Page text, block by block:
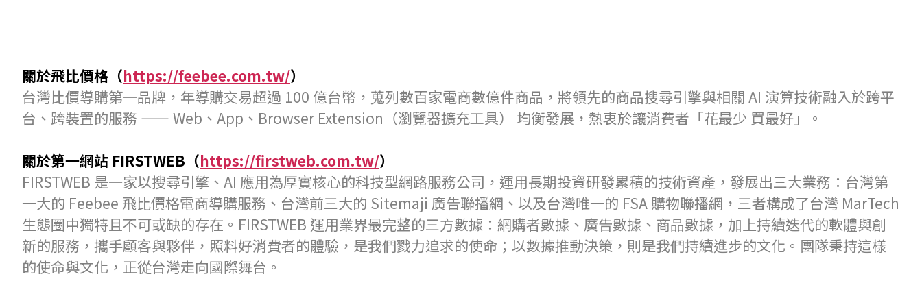
關於飛比價格（https://feebee.com.tw/）
台灣比價導購第一品牌，年導購交易超過 100 億台幣，蒐列數百家電商數億件商品，將領先的商品搜尋引擎與相關 AI 演算技術融入於跨平
台、跨裝置的服務 —— Web、App、Browser Extension（瀏覽器擴充工具） 均衡發展，熱衷於讓消費者「花最少 買最好」。
關於第一網站 FIRSTWEB（https://firstweb.com.tw/）
FIRSTWEB 是一家以搜尋引擎、AI 應用為厚實核心的科技型網路服務公司，運用長期投資研發累積的技術資產，發展出三大業務：台灣第
一大的 Feebee 飛比價格電商導購服務、台灣前三大的 Sitemaji 廣告聯播網、以及台灣唯一的 FSA 購物聯播網，三者構成了台灣 MarTech
生態圈中獨特且不可或缺的存在。FIRSTWEB 運用業界最完整的三方數據：網購者數據、廣告數據、商品數據，加上持續迭代的軟體與創
新的服務，攜手顧客與夥伴，照料好消費者的體驗，是我們戮力追求的使命；以數據推動決策，則是我們持續進步的文化。團隊秉持這樣
的使命與文化，正從台灣走向國際舞台。